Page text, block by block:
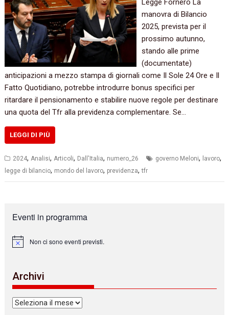
manovra di Bilancio
2025, prevista per il
prossimo autunno,
stando alle prime
(documentate)
anticipazioni a mezzo stampa di giornali come Il Sole 24 Ore e Il
Fatto Quotidiano, potrebbe introdurre bonus specifici per
ritardare il pensionamento e stabilire nuove regole per destinare
una quota del Tfr alla previdenza complementare. Se…
LEGGI DI PIÙ
2024, Analisi, Articoli, Dall'Italia, numero_26 governo Meloni, lavoro,
legge di bilancio, mondo del lavoro, previdenza,tfr
Eventi in programma
N
c
e
Non ci sono eventi previsti.
Archivi
Archivi